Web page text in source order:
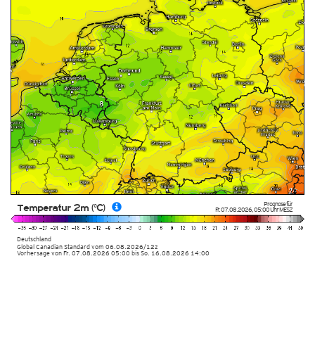
Prognose für
Fr. 07.08.2026,05:00 UhrMESZ
Deutschland
Global Canadian Standardvom 06.08.2026/12z
Temperatur 2m (°C)
Vorhersage von Fr. 07.08.2026 05:00 bis So. 16.08.2026 14:00